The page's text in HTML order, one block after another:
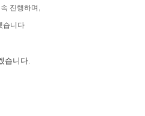
진행하며,
습니다
습니다.